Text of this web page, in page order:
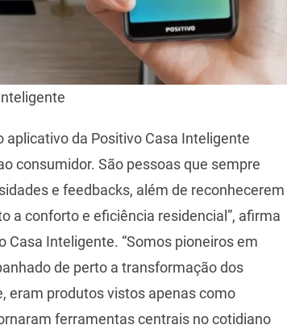
aplicativo da Positivo Casa Inteligente
consumidor. São pessoas que sempre
e feedbacks, além de reconhecerem
a conforto e eficiência residencial”, afirma
Casa Inteligente. “Somos pioneiros em
de perto a transformação dos
eram produtos vistos apenas como
ferramentas centrais no cotidiano